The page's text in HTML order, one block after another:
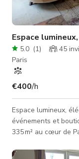
Espace
5.0 (1) 45
Paris
€400/h
Espace lumineux,
événements et boutiques
335 m² au cœur de
intérieur, il offre de